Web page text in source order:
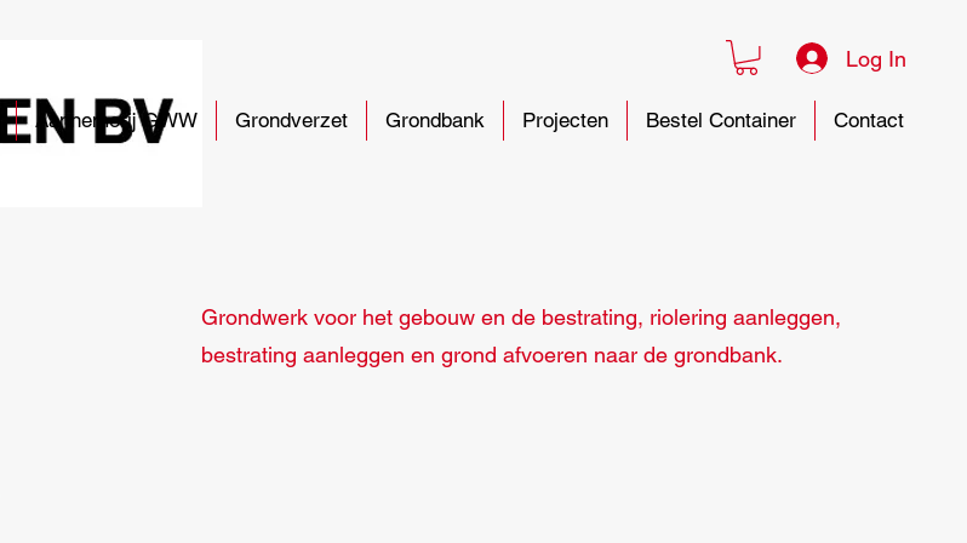
Log In
Aannemerij GWW Grondverzet Grondbank Projecten Bestel Container Contact
Grondwerk voor het gebouw en de bestrating, riolering aanleggen,
bestrating aanleggen en grond afvoeren naar de grondbank.